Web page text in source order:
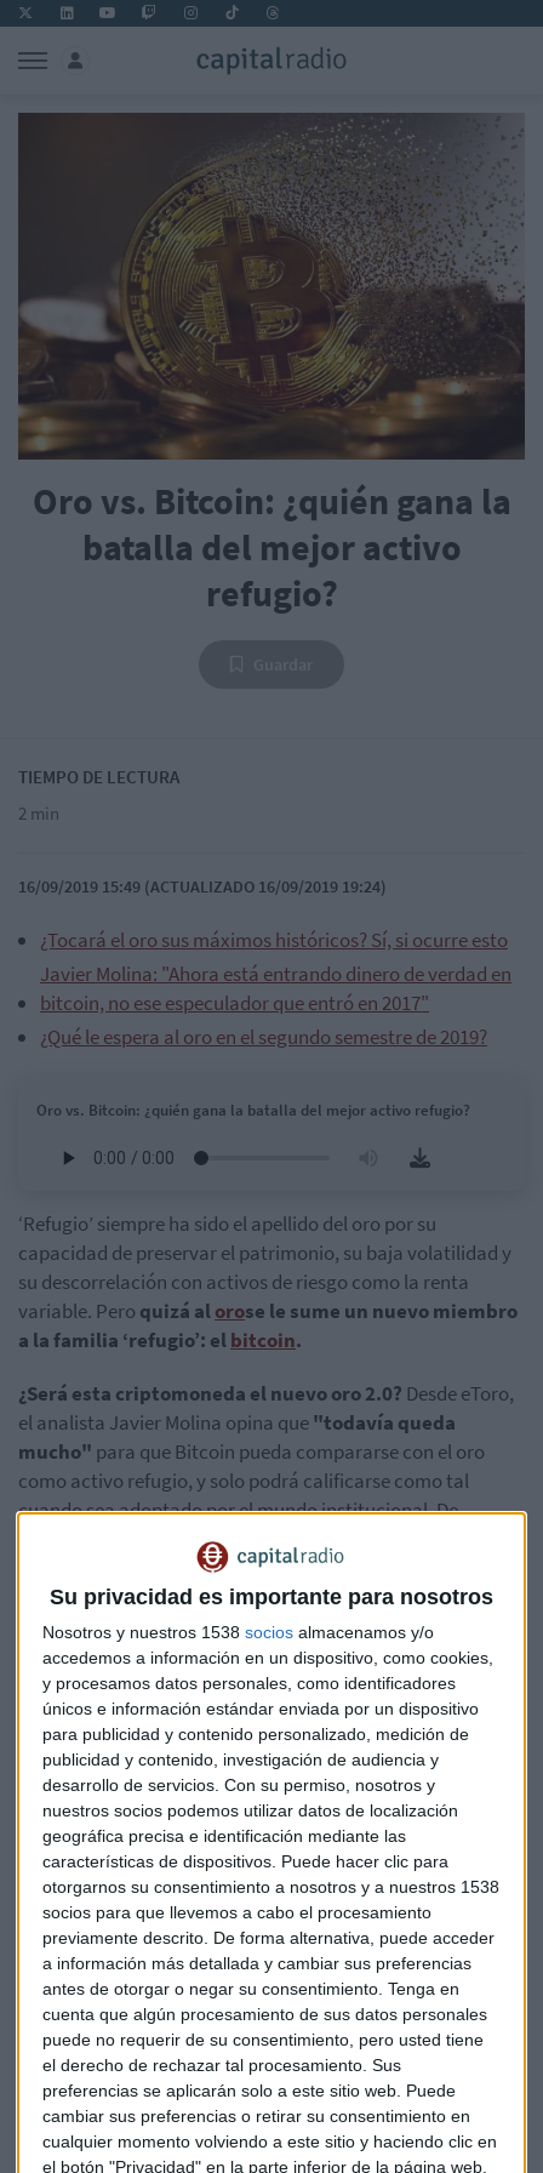
Su privacidad es importante para nosotros
Nosotros y nuestros 1538 socios almacenamos y/o
accedemos a información en un dispositivo, como cookies,
y procesamos datos personales, como identificadores
únicos e información estándar enviada por un dispositivo
para publicidad y contenido personalizado, medición de
publicidad y contenido, investigación de audiencia y
desarrollo de servicios. Con su permiso, nosotros y
nuestros socios podemos utilizar datos de localización
geográfica precisa e identificación mediante las
características de dispositivos. Puede hacer clic para
otorgarnos su consentimiento a nosotros y a nuestros 1538
socios para que llevemos a cabo el procesamiento
previamente descrito. De forma alternativa, puede acceder
a información más detallada y cambiar sus preferencias
antes de otorgar o negar su consentimiento. Tenga en
cuenta que algún procesamiento de sus datos personales
puede no requerir de su consentimiento, pero usted tiene
el derecho de rechazar tal procesamiento. Sus
preferencias se aplicarán solo a este sitio web. Puede
cambiar sus preferencias o retirar su consentimiento en
cualquier momento volviendo a este sitio y haciendo clic en
el botón "Privacidad" en la parte inferior de la página web.
Oro vs. Bitcoin: ¿quién gana la
batalla del mejor activo
refugio?
TIEMPO DE LECTURA
2 min
16/09/2019 15:49 (ACTUALIZADO 16/09/2019 19:24)
¿Tocará el oro sus máximos históricos? Sí, si ocurre esto
Javier Molina: "Ahora está entrando dinero de verdad en
bitcoin, no ese especulador que entró en 2017"
¿Qué le espera al oro en el segundo semestre de 2019?
Oro vs. Bitcoin: ¿quién gana la batalla del mejor activo refugio?
‘Refugio’ siempre ha sido el apellido del oro por su
capacidad de preservar el patrimonio, su baja volatilidad y
su descorrelación con activos de riesgo como la renta
variable. Pero quizá alorose le sume un nuevo miembro
a la familia ‘refugio’: elbitcoin.
¿Será esta criptomoneda el nuevo oro 2.0? Desde eToro,
el analista Javier Molina opina que"todavía queda
mucho" para que Bitcoin pueda compararse con el oro
como activo refugio, y solo podrá calificarse como tal
cuando sea adoptado por el mundo institucional. De
momento, para el experto, una de las características que le
falta al Bitcoin para ser el oro digital es lo difícil que es
cuantificar su valor.
Además del valor de cada uno también tenemos que mirar a
sus cotizaciones. Una baja volatilidad es clave para no
arriesgarnos a perder nuestro patrimonio con una
inversión. Y según Molina, el oro da mucha más tranquilidad
con una volatilidad anualizada de un 12% mientras que
bitcoin, con una volatilidad del 100%, nos puede
sorprender con una subida o una bajada bruscaque
puede poner en peligro nuestro capital.
Pero cuidado, porque a pesar de ello año a añoBitcoin
consigue afianzarse por encima de sus mínimos
anuales previos, según Alex Preukschat , nodo
coordinador de Blockchain España y de Alianza Blockchain
Iberoamerica.
De momento, nos dicen los analistas que la relación de
hermanos entre el oro y el Bitcoin dentro de la familia
‘refugio’no tiene por qué ser como la de Caín y Abel:
ambos pueden convivir en sintonía dentro de nuestras